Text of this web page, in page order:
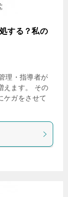
する？私の
理・指導者が
えます。 その
ケガをさせて